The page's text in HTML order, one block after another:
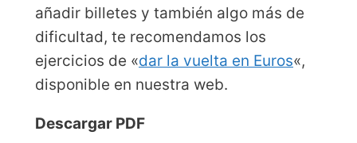
añadir billetes y también algo más de
dificultad, te recomendamos los
ejercicios de «dar la vuelta en Euros«,
disponible en nuestra web.
Descargar PDF